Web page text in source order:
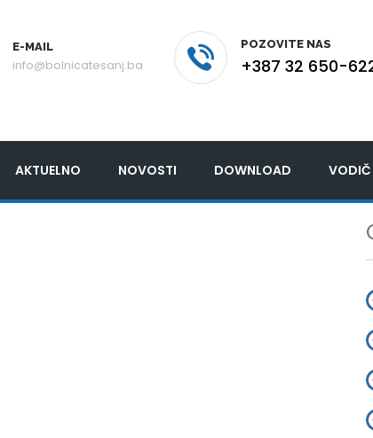
E-MAIL
info@bolnicatesanj.ba
POZOVITE NAS
+387 32 650-
AKTUELNO NOVOSTI DOWNLOAD VODIČ